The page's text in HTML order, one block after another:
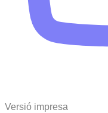
Versió impresa